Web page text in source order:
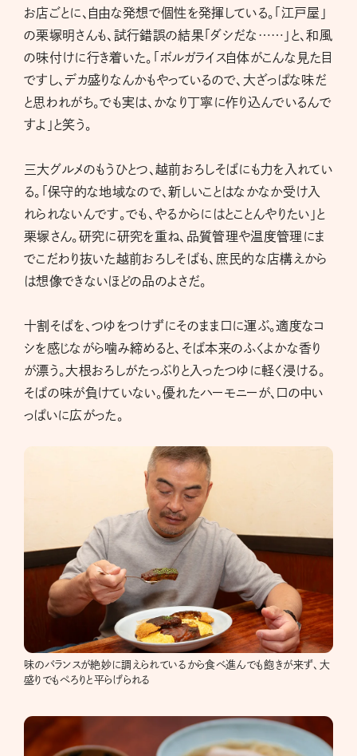
お店ごとに、自由な発想で個性を発揮している。「江戸屋」
の栗塚明さんも、試行錯誤の結果「ダシだな……」と、和風
の味付けに行き着いた。「ボルガライス自体がこんな見た目
ですし、デカ盛りなんかもやっているので、大ざっぱな味だ
と思われがち。でも実は、かなり丁寧に作り込んでいるんで
すよ」と笑う。
三大グルメのもうひとつ、越前おろしそばにも力を入れてい
る。「保守的な地域なので、新しいことはなかなか受け入
れられないんです。でも、やるからにはとことんやりたい」と
栗塚さん。研究に研究を重ね、品質管理や温度管理にま
でこだわり抜いた越前おろしそばも、庶民的な店構えから
は想像できないほどの品のよさだ。
十割そばを、つゆをつけずにそのまま口に運ぶ。適度なコ
シを感じながら噛み締めると、そば本来のふくよかな香り
が漂う。大根おろしがたっぷりと入ったつゆに軽く浸ける。
そばの味が負けていない。優れたハーモニーが、口の中い
っぱいに広がった。
味のバランスが絶妙に調えられているから食べ進んでも飽きが来ず、大
盛りでもぺろりと平らげられる